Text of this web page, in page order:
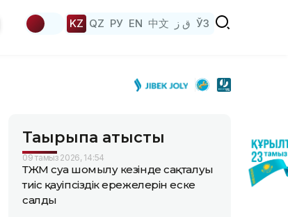
KZ QZ РУ EN 中文 ق ز ЎЗ
Тақырыпқа қатысты
09 тамыз 2026, 14:54
ТЖМ суға шомылу кезінде сақталуы
тиіс қауіпсіздік ережелерін еске
салды